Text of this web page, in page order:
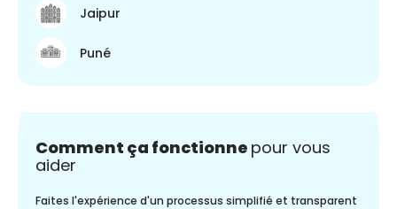
Jaipur
Puné
Comment ça fonctionne pour vous
aider
Faites l'expérience d'un processus simplifié et transparent